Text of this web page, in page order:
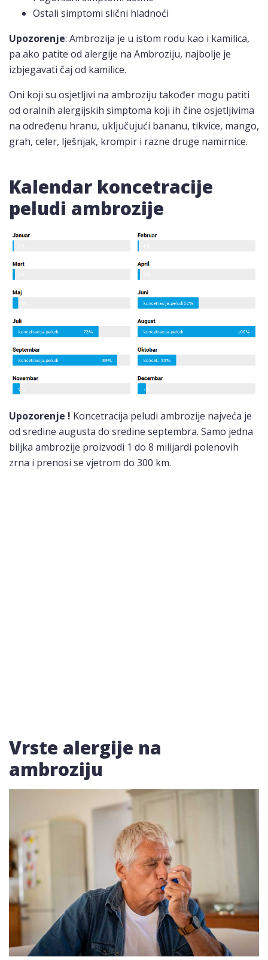
Ostali simptomi slični hladnoći
Upozorenje: Ambrozija je u istom rodu kao i kamilica,
pa ako patite od alergije na Ambroziju, najbolje je
izbjegavati čaj od kamilice.
Oni koji su osjetljivi na ambroziju također mogu patiti
od oralnih alergijskih simptoma koji ih čine osjetljivima
na određenu hranu, uključujući bananu, tikvice, mango,
grah, celer, lješnjak, krompir i razne druge namirnice.
Kalendar koncetracije
peludi ambrozije
Upozorenje ! Koncetracija peludi ambrozije najveća je
od sredine augusta do sredine septembra. Samo jedna
biljka ambrozije proizvodi 1 do 8 milijardi polenovih
zrna i prenosi se vjetrom do 300 km.
Vrste alergije na
ambroziju